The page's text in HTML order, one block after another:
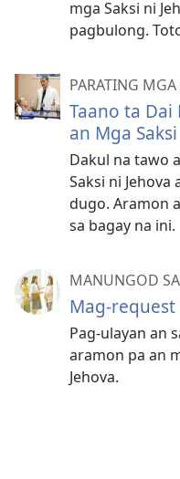
mga Saksi ni
pagbulong.
PARATING
Taano ta
an Mga
Dakul na tawo
Saksi ni
dugo. Aramon
sa bagay na ini.
MANUNGOD
Mag-
Pag-ulayan an
aramon pa an
Jehova.